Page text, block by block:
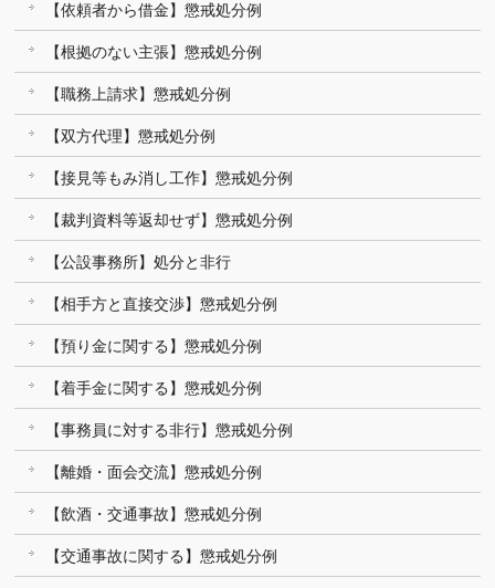
【依頼者から借金】懲戒処分例
【根拠のない主張】懲戒処分例
【職務上請求】懲戒処分例
【双方代理】懲戒処分例
【接見等もみ消し工作】懲戒処分例
【裁判資料等返却せず】懲戒処分例
【公設事務所】処分と非行
【相手方と直接交渉】懲戒処分例
【預り金に関する】懲戒処分例
【着手金に関する】懲戒処分例
【事務員に対する非行】懲戒処分例
【離婚・面会交流】懲戒処分例
【飲酒・交通事故】懲戒処分例
【交通事故に関する】懲戒処分例